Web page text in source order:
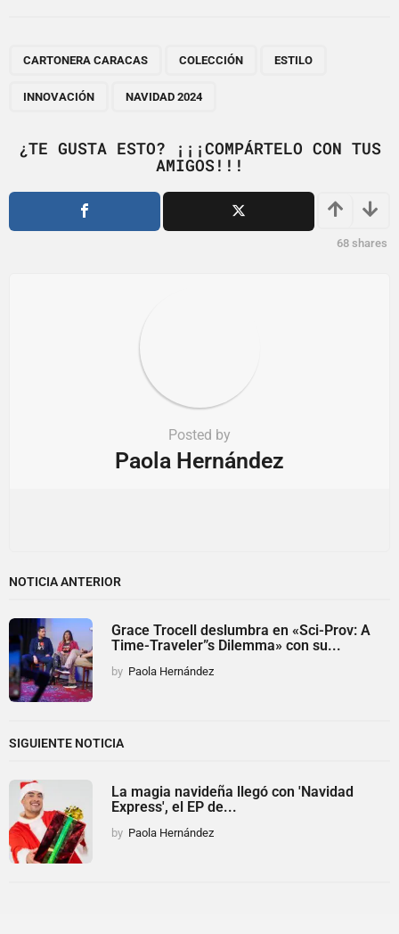
i
o
CARTONERA CARACAS COLECCIÓN ESTILO
INNOVACIÓN NAVIDAD 2024
¿TE GUSTA ESTO? ¡¡¡COMPÁRTELO CON TUS
AMIGOS!!!
68 shares
Posted by
Paola Hernández
NOTICIA ANTERIOR
Grace Trocell deslumbra en «Sci-Prov: A
Time-Traveler”s Dilemma» con su...
by Paola Hernández
SIGUIENTE NOTICIA
La magia navideña llegó con 'Navidad
Express', el EP de...
by Paola Hernández